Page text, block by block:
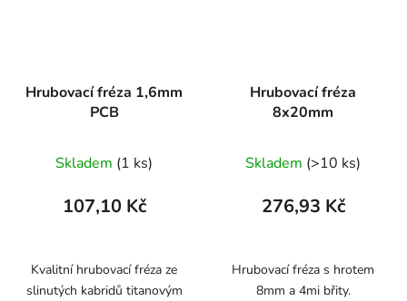
Hrubovací fréza 1,6mm
PCB
Skladem (1 ks)
107,10 Kč
Kvalitní hrubovací fréza ze
slinutých kabridů titanovým
Hrubovací fréza
8x20mm
Skladem (>10 ks)
276,93 Kč
Hrubovací fréza s hrotem
8mm a 4mi břity.